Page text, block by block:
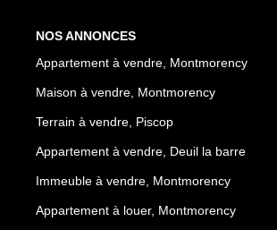
NOS ANNONCES
Appartement à vendre, Montmorency
Maison à vendre, Montmorency
Terrain à vendre, Piscop
Appartement à vendre, Deuil la barre
Immeuble à vendre, Montmorency
Appartement à louer, Montmorency